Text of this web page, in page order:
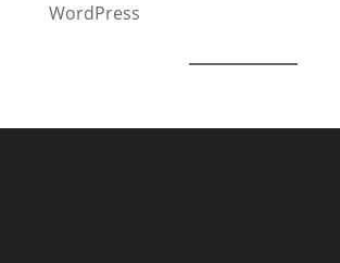
WordPress